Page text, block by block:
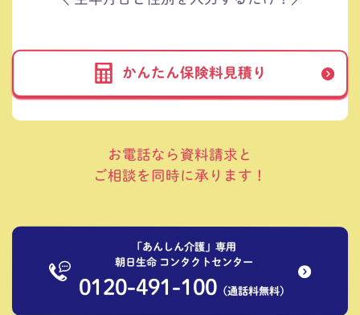
かんたん保険料見積り
お電話なら資料請求と
ご相談を同時に承ります！
「あんしん介護」専用
朝日生命 コンタクトセンター
0120-491-100（通話料無料）